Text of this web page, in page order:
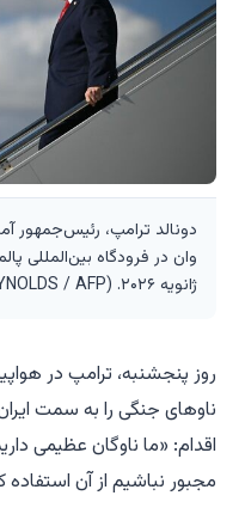
دونالد ترامپ، رئیس‌جمهور
ژانویه ۲۰۲۶. (ANDREW CABALLERO-REYNOLDS / AFP)
روز پنجشنبه، ترامپ در
ناوهای جنگی را به سمت
اقدام: «ما ناوگان عظیمی
مجبور نباشیم از آن استفاده